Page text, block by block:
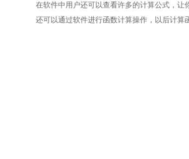
在软件中用户还可以查看许多的计算公式，让
还可以通过软件进行函数计算操作，以后计算